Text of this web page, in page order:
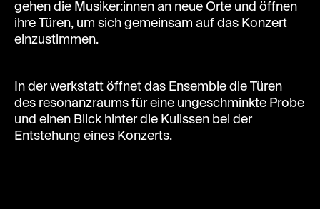
gehen die Musiker:innen an neue Orte und öffnen
ihre Türen, um sich gemeinsam auf das Konzert
einzustimmen.
In der werkstatt öffnet das Ensemble die Türen
des resonanzraums für eine ungeschminkte Probe
und einen Blick hinter die Kulissen bei der
Entstehung eines Konzerts.